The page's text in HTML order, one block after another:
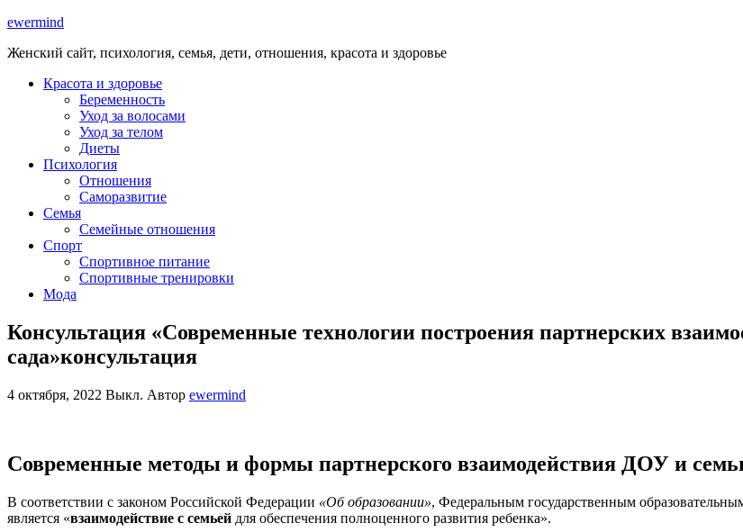
ewermind
Женский сайт, психология, семья, дети, отношения, красота и здоровье
Красота и здоровье
Беременность
Уход за волосами
Уход за телом
Диеты
Психология
Отношения
Саморазвитие
Семья
Семейные отношения
Спорт
Спортивное питание
Спортивные тренировки
Мода
Консультация «Современные технологии построения партнерских
сада»консультация
4 октября, 2022 Выкл. Автор ewermind
Современные методы и формы партнерского взаимодействия ДОУ и
В соответствии с законом Российской Федерации «Об образовании», Федеральным государственным
является «взаимодействие с семьей для обеспечения полноценного развития ребенка».